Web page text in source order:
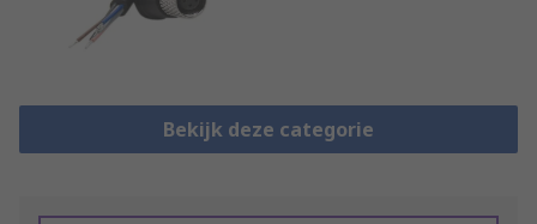
Bekijk deze categorie